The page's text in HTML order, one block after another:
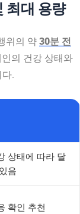
최대 용량
위의 약 30분 전
의 건강 상태와
.
상태에 따라 달
음
확인 추천